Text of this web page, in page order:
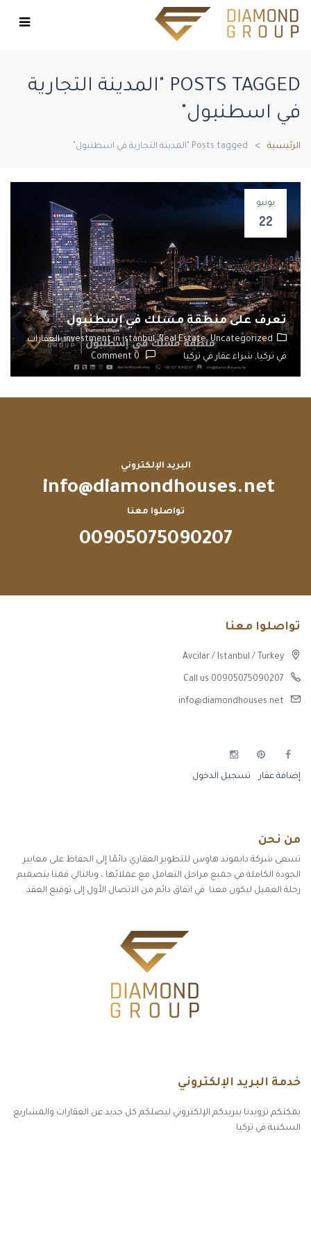
POSTS TAGGED "المدينة التجارية
في اسطنبول"
الرئيسية Posts tagged "المدينة التجارية في اسطنبول"
يونيو
22
تعرف على منطقة مسلك في إسطنبول
investment in istanbul,Real Estate,Uncategorized,
العقارات
في تركيا, شراء عقار في تركيا
البريد الإلكتروني
info@diamondhouses.net
تواصلوا معنا
00905075090207
تواصلوا معنا
Avcilar / Istanbul / Turkey
Call us 00905075090207
info@diamondhouses.net
إضافة عقار تسجيل الدخول
من نحن
تسعى شركة دايموند هاوس للتطوير العقاري دائمًا إلى الحفاظ على معايير
الجودة الكاملة في جميع مراحل التعامل مع عملائها ، وبالتالي قمنا بتصميم
رحلة العميل ليكون معنا في اتفاق دائم من الاتصال الأول إلى توقيع العقد
خدمة البريد الإلكتروني
يمكنكم تزويدنا ببريدكم الإلكتروني ليصلكم كل جديد عن العقارات والمشاريع
السكنية في تركيا